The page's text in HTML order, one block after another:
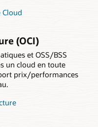
Cloud
(OCI)
et OSS/BSS
un cloud en toute
prix/performances